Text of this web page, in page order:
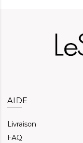
AIDE
Livraison
FAQ